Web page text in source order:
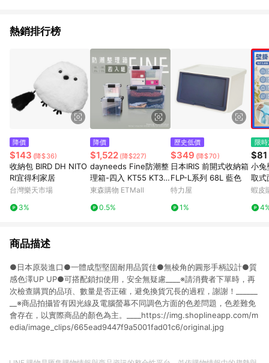
熱銷排行榜
降價
$143 (降$36)
收納包 BIRD DH NITO
RI宜得利家居
台灣樂天市場
3%
降價
$1,522 (降$227)
dayneeds Fine防潮整
理箱-四入 KT55 KT35
LT20 KT10
東森購物 ETMall
0.5%
歷史低價
$349 (降$70)
日本IRIS 前開式收納箱
FLP-L系列 68L 藍色
特力屋
1%
限
$81
小兔
取式
無痕
平面
蝦皮
商品描述
●日本原裝進口●一體成型堅固耐用品質佳●無棱角的圓形手柄設計●質
感色澤UP UP●可搭配鎖扣使用，安全無疑慮____※請消費者下單時，再
次檢查購買的品項、數量是否正確，避免換貨冗長的過程，謝謝！______
__※商品拍攝皆有因光線及電腦螢幕不同調色方面的色差問題，色差難免
會存在，以實際商品的顏色為主。____https://img.shoplineapp.com/m
edia/image_clips/665ead9447f9a5001fad01c6/original.jpg